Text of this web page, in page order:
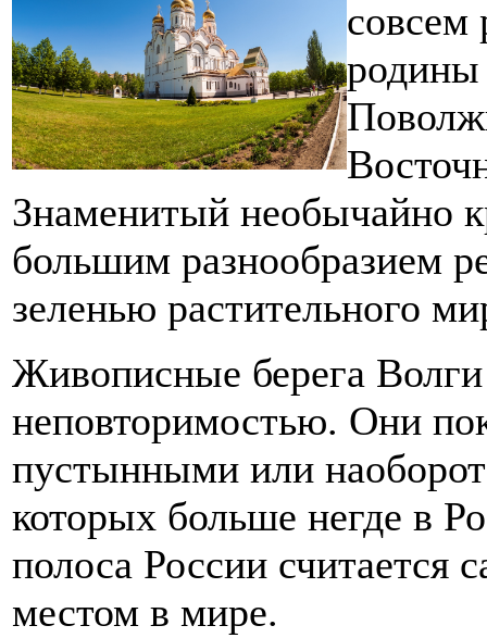
совсем
родины
Знаменитый необычайно
большим разнообразием
зеленью растительного
Живописные берега
неповторимостью. Они
пустынными или
которых больше негде в
полоса России считается
местом в мире.